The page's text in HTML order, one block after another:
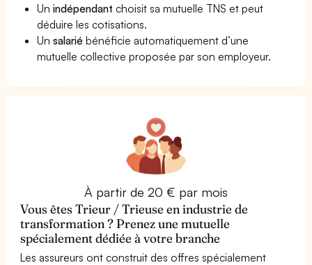
Unindépendant choisit sa mutuelle TNS et peut
déduire les cotisations.
Unsalarié bénéficie automatiquement d’une
mutuelle collective proposée par son employeur.
À partir de 20 € par mois
Vous êtes Trieur / Trieuse en industrie de
transformation ? Prenez une mutuelle
spécialement dédiée à votre branche
Les assureurs ont construit des offres spécialement